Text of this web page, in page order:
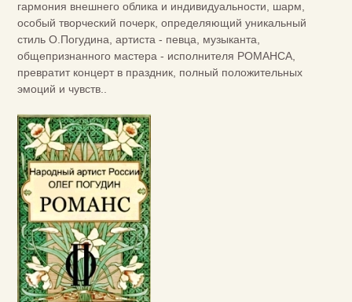
гармония внешнего облика и индивидуальности, шарм,
особый творческий почерк, определяющий уникальный
стиль О.Погудина, артиста - певца, музыканта,
общепризнанного мастера - исполнителя РОМАНСА,
превратит концерт в праздник, полный положительных
эмоций и чувств..